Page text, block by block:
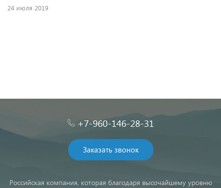
24 июля 2019
+7-960-146-28-31
Заказать звонок
Российская компания, которая благодаря высочайшему уровню